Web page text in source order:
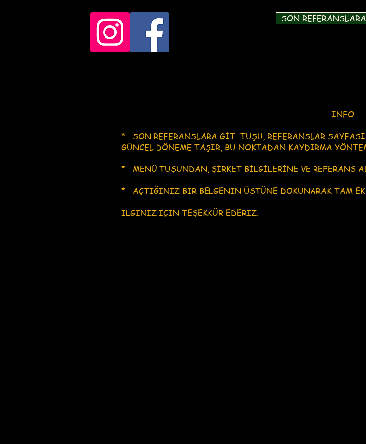
SON
INFO
* SON REFERANSLARA GİT TUŞU, REFERANSLAR
GÜNCEL DÖNEME TAŞIR, BU NOKTADAN KAYDIRMA
​* MENÜ TUŞUNDAN, ŞİRKET BİLGİLERİNE VE REFERANS
* AÇTIĞINIZ BİR BELGENİN ÜSTÜNE DOKUNARAK TAM
İLGİNİZ İÇİN TEŞEKKÜR EDERİZ.